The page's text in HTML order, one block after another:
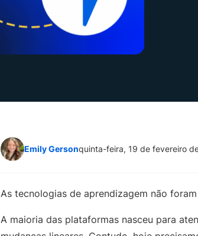
Emily Gersonquinta-feira, 19 de fevereiro
As tecnologias de aprendizagem não
A maioria das plataformas nasceu para